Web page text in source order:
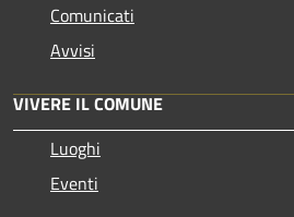
Comunicati
Avvisi
VIVERE IL COMUNE
Luoghi
Eventi